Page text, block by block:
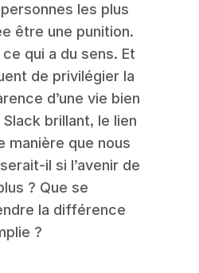
les plus
être une punition.
qui a du sens. Et
de privilégier la
d’une vie bien
brillant, le lien
manière que nous
il si l’avenir de
? Que se
la différence
?